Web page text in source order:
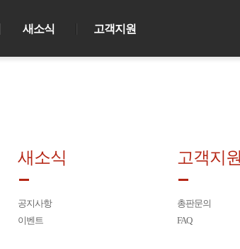
새소식 고객지원
새소식
공지사항
이벤트
고객지원
총판문의
FAQ